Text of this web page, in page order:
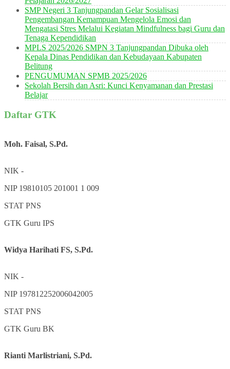
SMP Negeri 3 Tanjungpandan Gelar Sosialisasi
Pengembangan Kemampuan Mengelola Emosi dan
Mengatasi Stres Melalui Kegiatan Mindfulness bagi Guru dan
Tenaga Kependidikan
MPLS 2025/2026 SMPN 3 Tanjungpandan Dibuka oleh
Kepala Dinas Pendidikan dan Kebudayaan Kabupaten
Belitung
PENGUMUMAN SPMB 2025/2026
Sekolah Bersih dan Asri: Kunci Kenyamanan dan Prestasi
Belajar
Daftar GTK
Moh. Faisal, S.Pd.
NIK -
NIP 19810105 201001 1 009
STAT PNS
GTK Guru IPS
Widya Harihati FS, S.Pd.
NIK -
NIP 197812252006042005
STAT PNS
GTK Guru BK
Rianti Marlistriani, S.Pd.